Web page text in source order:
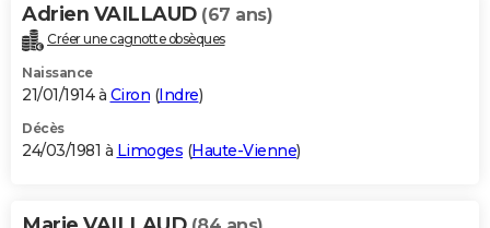
Adrien VAILLAUD (67 ans)
Créer une cagnotte obsèques
Naissance
21/01/1914 à Ciron (Indre)
Décès
24/03/1981 à Limoges (Haute-Vienne)